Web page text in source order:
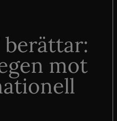
berättar:
mot